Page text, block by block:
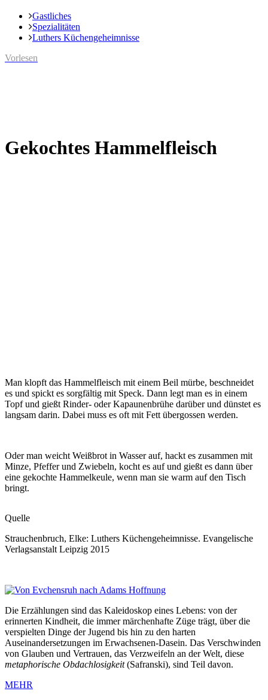
Gastliches
Spezialitäten
Luthers Küchengeheimnisse
Vorlesen
Gekochtes Hammelfleisch
Man klopft das Hammelfleisch mit einem Beil mürbe, beschneidet
es und spickt es sorgfältig mit Speck. Dann legt man es in einem
Topf und gießt Rinder- oder Kapaunenbrühe darüber und dünstet es
langsam darin. Dabei muss es oft mit Fett übergossen werden.
Oder man weicht Weißbrot in Wasser auf, hackt es zusammen mit
Minze, Pfeffer und Zwiebeln, kocht es auf und gießt es dann über
eine gekochte Hammelkeule, wenn man sie warm auf den Tisch
bringt.
Quelle
Strauchenbruch, Elke: Luthers Küchengeheimnisse. Evangelische
Verlagsanstalt Leipzig 2015
Die Erzählungen sind das Kaleidoskop eines Lebens: von der
erinnerten Kindheit, die immer märchenhafte Züge trägt, über die
verspielten Dinge der Jugend bis hin zu den harten
Auseinandersetzungen im Erwachsenen-Dasein. Das Verschwinden
von Glauben und Vertrauen, das Verzweifeln an der Welt, diese
metaphorische Obdachlosigkeit(Safranski), sind Teil davon.
MEHR